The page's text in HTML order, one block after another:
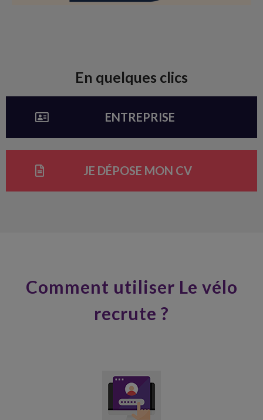
En quelques clics
ENTREPRISE
JE DÉPOSE MON CV
Comment utiliser Le vélo
recrute ?